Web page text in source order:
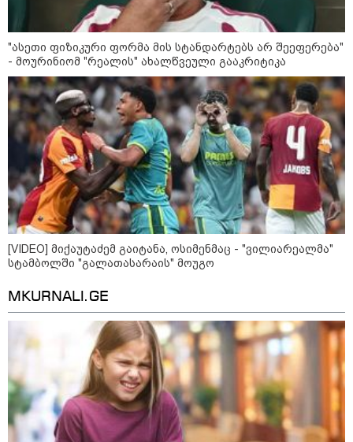
12:46 / 07-08-2026
ოკუპირებულ აფხაზეთში საწვავის
დეფიციტია, კილომეტრიანი რიგები და
შეზღუდვა საწვავის ჩასხმაზე - რა
ინფორმაციას აქვეყნებს "დემოკრატიის
კვლევის ინსტიტუტი“
ევროპელმა და რუსმა ყოფილმა
მაღალჩინოსნებმა უკრაინაში
09:55 / 05-08-2026
მორიგი თავდასხმა Wildberries-
ის საწყობზე - დრონებით
თავდასხმის შემდეგ, ტულას
ოლქში მდებარე საწყობში
ხანძარია
"ასეთი ფიზიკური ფორმა მის სტანდარტებს არ შეეფერება"
- მოურინიომ "რეალის" ახალწვეული გააკრიტიკა
[VIDEO] მიქაუტაძემ გაიტანა, ოსიმენმაც - "ვილიარეალმა"
სტამბოლში "გალათასარაის" მოუგო
MKURNALI.GE